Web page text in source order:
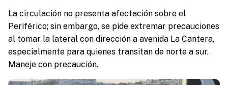
La circulación no presenta afectación sobre el
Periférico; sin embargo, se pide extremar precauciones
al tomar la lateral con dirección a avenida La Cantera,
especialmente para quienes transitan de norte a sur.
Maneje con precaución.